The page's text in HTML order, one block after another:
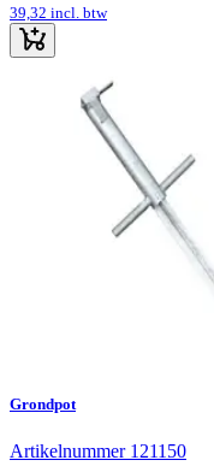
39,32 incl. btw
Grondpot
Artikelnummer 121150